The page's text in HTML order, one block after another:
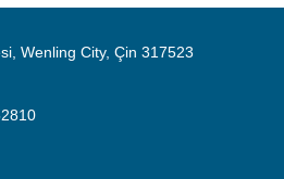
Wenling City, Çin 317523